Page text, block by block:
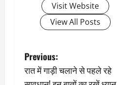
Visit Website
View All Posts
P
o
Previous:
रात में गाड़ी चलाने से पहले रहे